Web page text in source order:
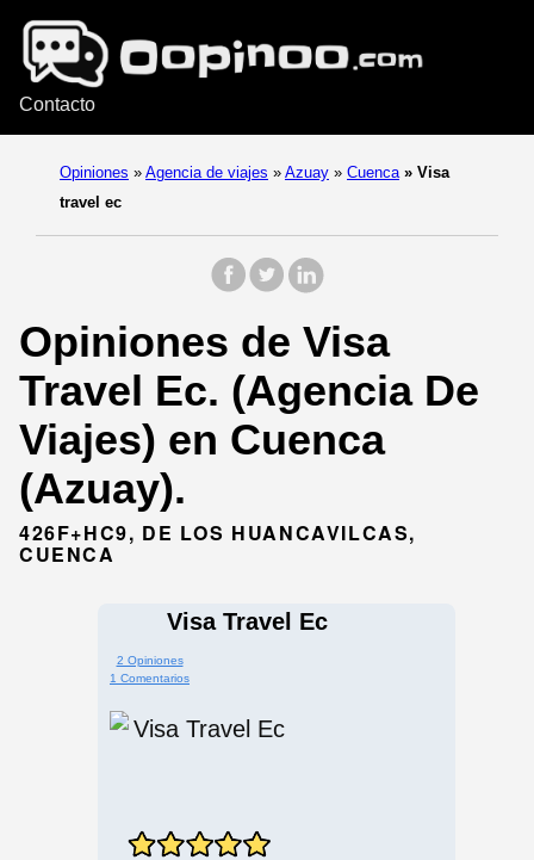
Contacto
Opiniones » Agencia de viajes » Azuay » Cuenca » Visa
travel ec
Opiniones de Visa
Travel Ec. (Agencia De
Viajes) en Cuenca
(Azuay).
426F+HC9, DE LOS HUANCAVILCAS,
CUENCA
Visa Travel Ec
2 Opiniones
1 Comentarios